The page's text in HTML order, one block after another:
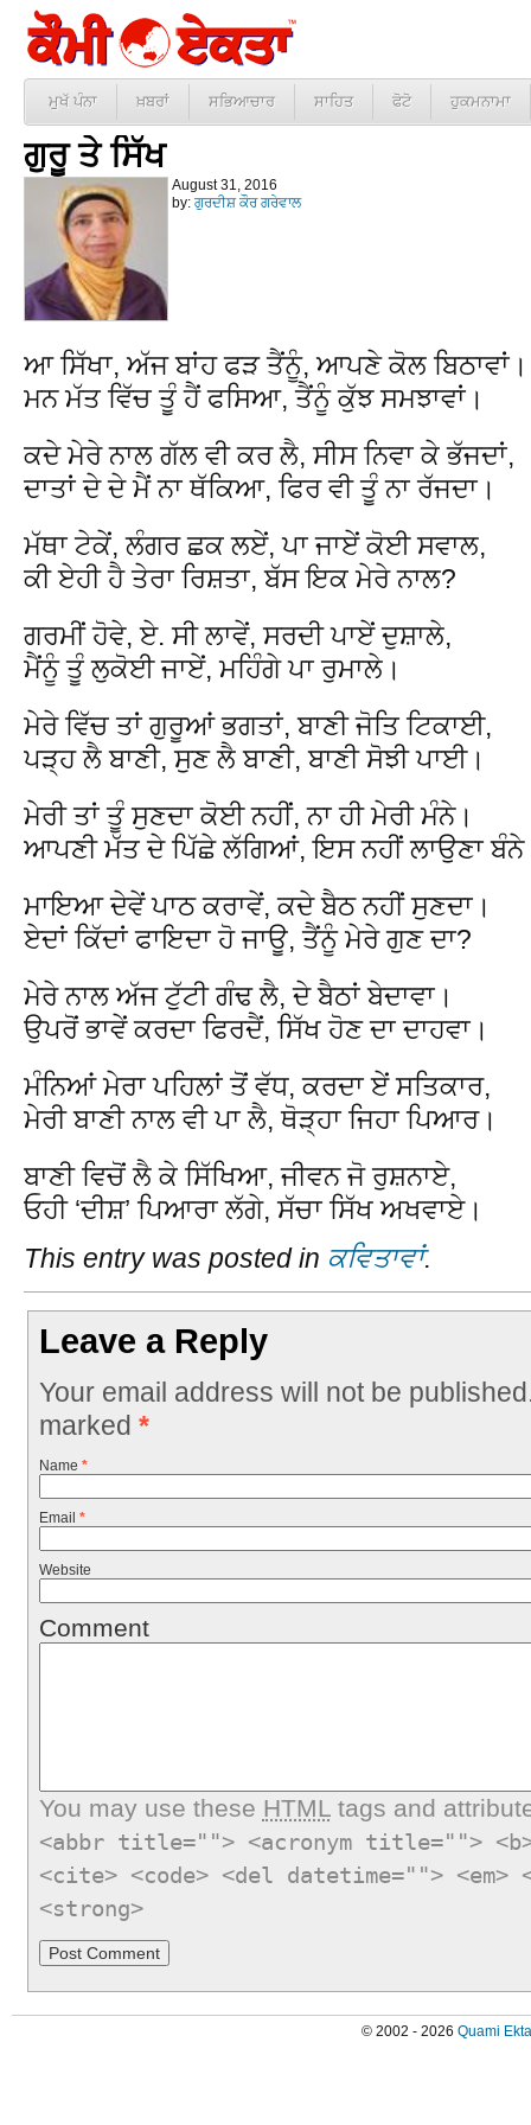
ਮੁਖੱ ਪੰਨਾ ਖ਼ਬਰਾਂ ਸਭਿਆਚਾਰ ਸਾਹਿਤ ਫੋਟੋ ਹੁਕਮਨਾਮਾ
ਗੁਰੂ ਤੇ ਸਿੱਖ
August 31, 2016
by: ਗੁਰਦੀਸ਼ ਕੌਰ ਗਰੇਵਾਲ
ਆ ਸਿੱਖਾ, ਅੱਜ ਬਾਂਹ ਫੜ ਤੈਂਨੂੰ, ਆਪਣੇ ਕੋਲ ਬਿਠਾਵਾਂ।
ਮਨ ਮੱਤ ਵਿੱਚ ਤੂੰ ਹੈਂ ਫਸਿਆ, ਤੈਂਨੂੰ ਕੁੱਝ ਸਮਝਾਵਾਂ।
ਕਦੇ ਮੇਰੇ ਨਾਲ ਗੱਲ ਵੀ ਕਰ ਲੈ, ਸੀਸ ਨਿਵਾ ਕੇ ਭੱਜਦਾਂ,
ਦਾਤਾਂ ਦੇ ਦੇ ਮੈਂ ਨਾ ਥੱਕਿਆ, ਫਿਰ ਵੀ ਤੂੰ ਨਾ ਰੱਜਦਾ।
ਮੱਥਾ ਟੇਕੇਂ, ਲੰਗਰ ਛਕ ਲਏਂ, ਪਾ ਜਾਏਂ ਕੋਈ ਸਵਾਲ,
ਕੀ ਏਹੀ ਹੈ ਤੇਰਾ ਰਿਸ਼ਤਾ, ਬੱਸ ਇਕ ਮੇਰੇ ਨਾਲ?
ਗਰਮੀਂ ਹੋਵੇ, ਏ. ਸੀ ਲਾਵੇਂ, ਸਰਦੀ ਪਾਏਂ ਦੁਸ਼ਾਲੇ,
ਮੈਂਨੂੰ ਤੂੰ ਲੁਕੋਈ ਜਾਏਂ, ਮਹਿੰਗੇ ਪਾ ਰੁਮਾਲੇ।
ਮੇਰੇ ਵਿੱਚ ਤਾਂ ਗੁਰੂਆਂ ਭਗਤਾਂ, ਬਾਣੀ ਜੋਤਿ ਟਿਕਾਈ,
ਪੜ੍ਹ ਲੈ ਬਾਣੀ, ਸੁਣ ਲੈ ਬਾਣੀ, ਬਾਣੀ ਸੋਝੀ ਪਾਈ।
ਮੇਰੀ ਤਾਂ ਤੂੰ ਸੁਣਦਾ ਕੋਈ ਨਹੀਂ, ਨਾ ਹੀ ਮੇਰੀ ਮੰਨੇ।
ਆਪਣੀ ਮੱਤ ਦੇ ਪਿੱਛੇ ਲੱਗਿਆਂ, ਇਸ ਨਹੀਂ ਲਾਉਣਾ
ਮਾਇਆ ਦੇਵੇਂ ਪਾਠ ਕਰਾਵੇਂ, ਕਦੇ ਬੈਠ ਨਹੀਂ ਸੁਣਦਾ।
ਏਦਾਂ ਕਿੱਦਾਂ ਫਾਇਦਾ ਹੋ ਜਾਊ, ਤੈਂਨੂੰ ਮੇਰੇ ਗੁਣ ਦਾ?
ਮੇਰੇ ਨਾਲ ਅੱਜ ਟੁੱਟੀ ਗੰਢ ਲੈ, ਦੇ ਬੈਠਾਂ ਬੇਦਾਵਾ।
ਉਪਰੋਂ ਭਾਵੇਂ ਕਰਦਾ ਫਿਰਦੈਂ, ਸਿੱਖ ਹੋਣ ਦਾ ਦਾਹਵਾ।
ਮੰਨਿਆਂ ਮੇਰਾ ਪਹਿਲਾਂ ਤੋਂ ਵੱਧ, ਕਰਦਾ ਏਂ ਸਤਿਕਾਰ,
ਮੇਰੀ ਬਾਣੀ ਨਾਲ ਵੀ ਪਾ ਲੈ, ਥੋੜ੍ਹਾ ਜਿਹਾ ਪਿਆਰ।
ਬਾਣੀ ਵਿਚੋਂ ਲੈ ਕੇ ਸਿੱਖਿਆ, ਜੀਵਨ ਜੋ ਰੁਸ਼ਨਾਏ,
ਓਹੀ ‘ਦੀਸ਼’ ਪਿਆਰਾ ਲੱਗੇ, ਸੱਚਾ ਸਿੱਖ ਅਖਵਾਏ।
This entry was posted in ਕਵਿਤਾਵਾਂ.
Leave a Reply
Your email address will not be
marked *
Name *
Email *
Website
Comment
You may use these HTMLtags and
<abbr title=""> <acronym title="">
<cite> <code> <del datetime="">
<strong>
© 2002 - 2026 Quami